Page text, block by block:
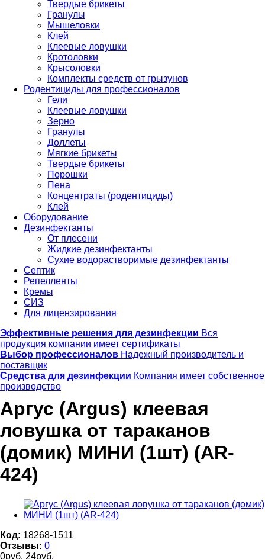
Твердые брикеты
Гранулы
Мышеловки
Клей
Клеевые ловушки
Кротоловки
Крысоловки
Комплекты средств от грызунов
Родентициды для профессионалов
Гели
Клеевые ловушки
Зерно
Гранулы
Доллеты
Мягкие брикеты
Твердые брикеты
Порошки
Пена
Концентраты (родентициды)
Клей
Оборудование
Дезинфектанты
От плесени
Жидкие дезинфектанты
Сухие водорастворимые дезинфектанты
Септик
Репелленты
Кремы
СИЗ
Для лицензирования
Эффективные решения для дезинфекции Вся
продукция компании имеет сертификаты
Выбор профессионалов Надежный производитель и
поставщик
Средства для дезинфекции Компания имеет собственное
производство
Аргус (Argus) клеевая
ловушка от тараканов
(домик) МИНИ (1шт) (AR-
424)
Код: 18268-1511
Отзывы: 0
0руб. 24руб.